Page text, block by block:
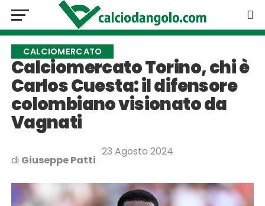
CALCIOMERCATO
Calciomercato Torino, chi è
Carlos Cuesta: il difensore
colombiano visionato da
Vagnati
di Giuseppe Patti
23 Agosto 2024